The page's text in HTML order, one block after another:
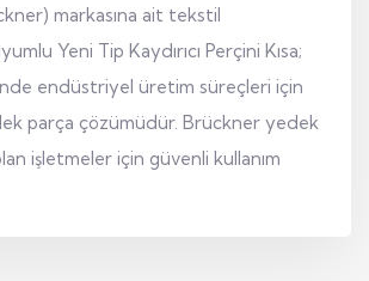
markasına ait tekstil
Yeni Tip Kaydırıcı Perçini Kısa;
endüstriyel üretim süreçleri için
parça çözümüdür. Brückner yedek
işletmeler için güvenli kullanım